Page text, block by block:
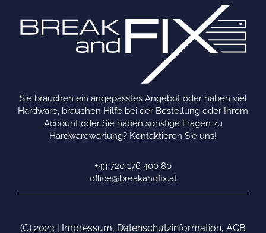
Sie brauchen ein angepasstes Angebot oder haben viel
Hardware, brauchen Hilfe bei der Bestellung oder Ihrem
Account oder Sie haben sonstige Fragen zu
Hardwarewartung? Kontaktieren Sie uns!
+43 720 176 400 80
office@breakandfix.at
(C) 2023 | Impressum, Datenschutzinformation, AGB